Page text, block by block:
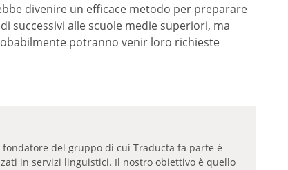
divenire un efficace metodo per preparare
successivi alle scuole medie superiori, ma
potranno venir loro richieste
del gruppo di cui Traducta fa parte è
in servizi linguistici. Il nostro obiettivo è quello